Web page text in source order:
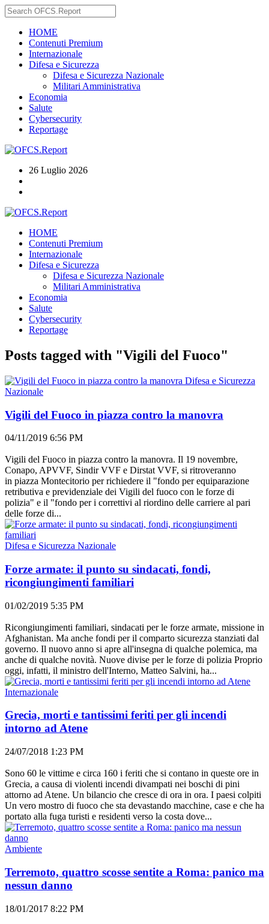
HOME
Contenuti Premium
Internazionale
Difesa e Sicurezza
Difesa e Sicurezza Nazionale
Militari Amministrativa
Economia
Salute
Cybersecurity
Reportage
26 Luglio 2026
HOME
Contenuti Premium
Internazionale
Difesa e Sicurezza
Difesa e Sicurezza Nazionale
Militari Amministrativa
Economia
Salute
Cybersecurity
Reportage
Posts tagged with "Vigili del Fuoco"
Difesa e Sicurezza
Nazionale
Vigili del Fuoco in piazza contro la manovra
04/11/2019 6:56 PM
Vigili del Fuoco in piazza contro la manovra. Il 19 novembre,
Conapo, APVVF, Sindir VVF e Dirstat VVF, si ritroveranno
in piazza Montecitorio per richiedere il "fondo per equiparazione
retributiva e previdenziale dei Vigili del fuoco con le forze di
polizia" e il "fondo per i correttivi al riordino delle carriere al pari
delle forze di...
Difesa e Sicurezza Nazionale
Forze armate: il punto su sindacati, fondi,
ricongiungimenti familiari
01/02/2019 5:35 PM
Ricongiungimenti familiari, sindacati per le forze armate, missione in
Afghanistan. Ma anche fondi per il comparto sicurezza stanziati dal
governo. Il nuovo anno si apre all'insegna di qualche polemica, ma
anche di qualche novità. Nuove divise per le forze di polizia Proprio
oggi, infatti, il ministro dell'Interno, Matteo Salvini, ha...
Internazionale
Grecia, morti e tantissimi feriti per gli incendi
intorno ad Atene
24/07/2018 1:23 PM
Sono 60 le vittime e circa 160 i feriti che si contano in queste ore in
Grecia, a causa di violenti incendi divampati nei boschi di pini
attorno ad Atene. Un bilancio che cresce di ora in ora. I paesi colpiti
Un vero mostro di fuoco che sta devastando macchine, case e che ha
portato alla fuga turisti e residenti verso la costa dove...
Ambiente
Terremoto, quattro scosse sentite a Roma: panico ma
nessun danno
18/01/2017 8:22 PM